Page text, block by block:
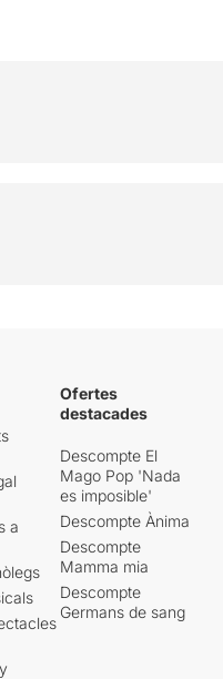
a
Ofertes
destacades
Descompte El
Mago Pop 'Nada
es imposible'
Descompte Ànima
Descompte
Mamma mia
Descompte
Germans de sang